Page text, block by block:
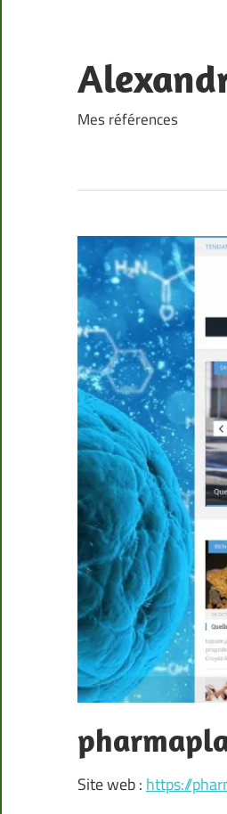
content
Mes références
Site web : https://